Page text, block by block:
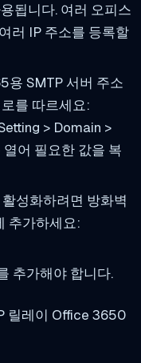
됩니다. 여러 오피스
러 IP 주소를 등록할
SMTP 서버 주소
를 따르세요:
> Domain >
어 필요한 값을 복
성화하려면 방화벽
추가하세요:
추가해야 합니다.
릴레이 Office 3650